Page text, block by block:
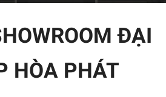
ĐẠI
HÒA PHÁT